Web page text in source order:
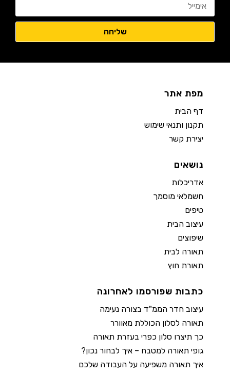
מפת אתר
דף הבית
תקנון ותנאי שימוש
יצירת קשר
נושאים
אדריכלות
חשמלאי מוסמך
טיפים
עיצוב הבית
שיפוצים
תאורה לבית
תאורת חוץ
כתבות שפורסמו לאחרונה
עיצוב חדר הממ"ד בצורה נעימה
תאורה לסלון הכוללת מאוורר
כך תיצרו סלון כפרי בעזרת תאורה
גופי תאורה למטבח – איך לבחור נכון?
איך תאורה משפיעה על העבודה שלכם